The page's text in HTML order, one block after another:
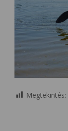
Megtekintés: